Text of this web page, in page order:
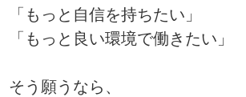
「もっと自信を持ちたい」
「もっと良い環境で働きたい」
そう願うなら、